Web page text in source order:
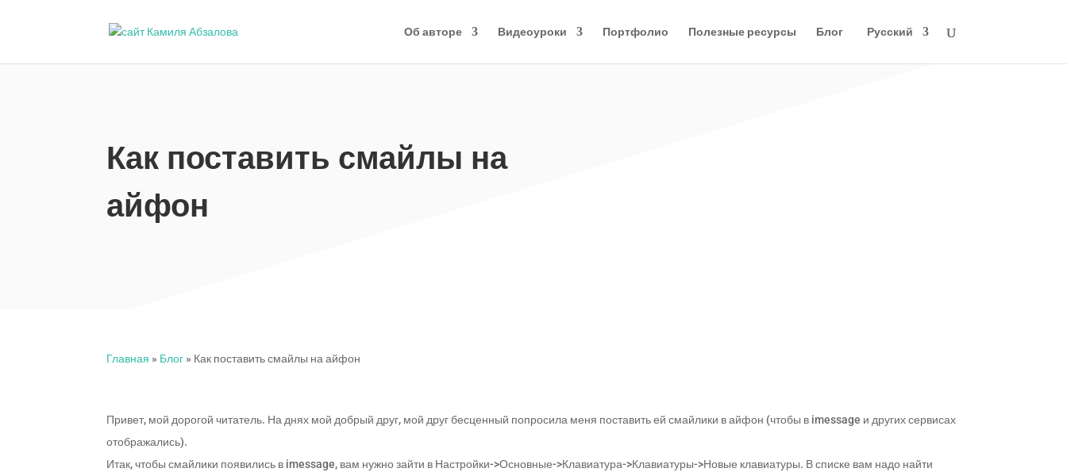
Об авторе Видеоуроки Портфолио Полезные ресурсы Блог Русский
Как поставить смайлы на
айфон
Главная » Блог » Как поставить смайлы на айфон
Привет, мой дорогой читатель. На днях мой добрый друг, мой друг бесценный попросила меня поставить ей смайлики в айфон (чтобы в imessage и других сервисах
отображались).
Итак, чтобы смайлики появились в imessage, вам нужно зайти в Настройки->Основные->Клавиатура->Клавиатуры->Новые клавиатуры. В списке вам надо найти